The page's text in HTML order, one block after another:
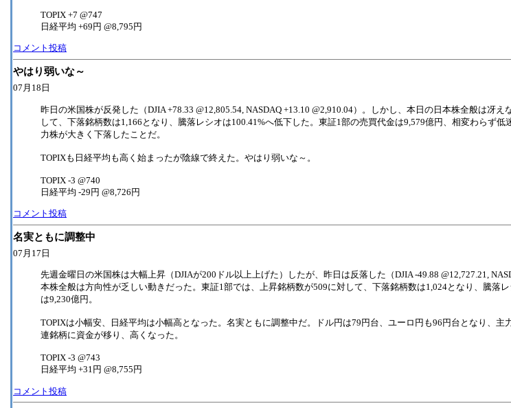
TOPIX +7 @747
日経平均 +69円 @8,795円
コメント投稿
やはり弱いな～
07月18日
昨日の米国株が反発した（DJIA +78.33 @12,805.54, NASDAQ +13.10 @2,910.04）。しかし、本日の日本株全般は冴
して、下落銘柄数は1,166となり、騰落レシオは100.41%へ低下した。東証1部の売買代金は9,579億円、相変わらず
力株が大きく下落したことだ。
TOPIXも日経平均も高く始まったが陰線で終えた。やはり弱いな～。
TOPIX -3 @740
日経平均 -29円 @8,726円
コメント投稿
名実ともに調整中
07月17日
先週金曜日の米国株は大幅上昇（DJIAが200ドル以上上げた）したが、昨日は反落した（DJIA -49.88 @12,727.21,
本株全般は方向性が乏しい動きだった。東証1部では、上昇銘柄数が509に対して、下落銘柄数は1,024となり、騰落
は9,230億円。
TOPIXは小幅安、日経平均は小幅高となった。名実ともに調整中だ。ドル円は79円台、ユーロ円も96円台となり、主
連銘柄に資金が移り、高くなった。
TOPIX -3 @743
日経平均 +31円 @8,755円
コメント投稿